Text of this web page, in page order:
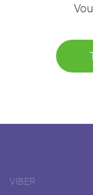
VIBER